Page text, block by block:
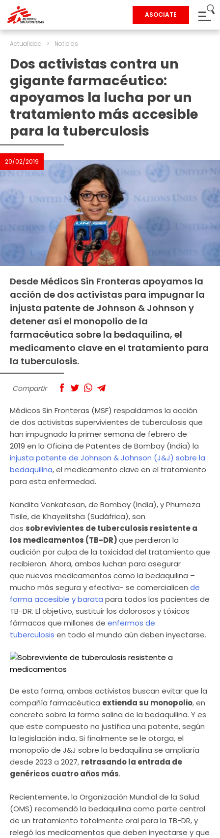
ASOCIATE
Actualidad > Noticias
Dos activistas contra un
gigante farmacéutico:
apoyamos la lucha por un
tratamiento más accesible
para la tuberculosis
20/02/2019
Desde Médicos Sin Fronteras apoyamos la
acción de dos activistas para impugnar la
injusta patente de Johnson & Johnson y
detener así el monopolio de la
farmacéutica sobre la bedaquilina, el
medicamento clave en el tratamiento para
la tuberculosis.
Compartir
Médicos Sin Fronteras (MSF) respaldamos la acción
de dos activistas supervivientes de tuberculosis que
han impugnado la primer semana de febrero de
2019 en la Oficina de Patentes de Bombay (India) la
injusta patente de Johnson & Johnson (J&J) sobre la
bedaquilina, el medicamento clave en el tratamiento
para esta enfermedad.
Nandita Venkatesan, de Bombay (India), y Phumeza
Tisile, de Khayelitsha (Sudáfrica), son
dos sobrevivientes de tuberculosis resistente a
los medicamentos (TB-DR)que perdieron la
audición por culpa de la toxicidad del tratamiento que
recibieron. Ahora, ambas luchan para asegurar
que nuevos medicamentos como la bedaquilina –
mucho más segura y efectiva- se comercialicen de
forma accesible y barata para todos los pacientes de
TB-DR. El objetivo, sustituir los dolorosos y tóxicos
fármacos que millones de enfermos de
tuberculosis en todo el mundo aún deben inyectarse.
De esta forma, ambas activistas buscan evitar que la
compañía farmacéutica extienda su monopolio, en
concreto sobre la forma salina de la bedaquilina. Y es
que este compuesto no justifica una patente, según
la legislación india. Si finalmente se le otorga, el
monopolio de J&J sobre la bedaquilina se ampliaría
desde 2023 a 2027, retrasando la entrada de
genéricos cuatro años más.
Recientemente, la Organización Mundial de la Salud
(OMS) recomendó la bedaquilina como parte central
de un tratamiento totalmente oral para la TB-DR, y
relegó los medicamentos que deben inyectarse y que